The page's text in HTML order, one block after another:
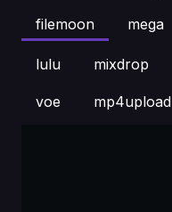
filemoon mega
lulu mixdrop
voe mp4upload